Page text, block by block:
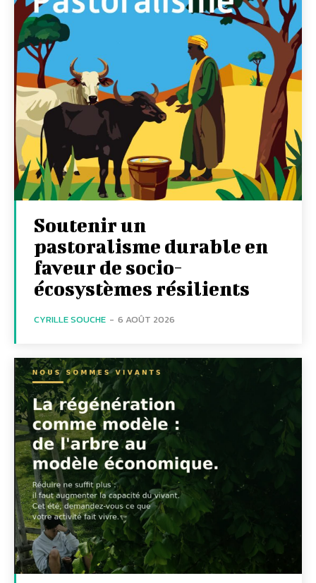
Soutenir un
pastoralisme durable en
faveur de socio-
écosystèmes résilients
CYRILLE SOUCHE - 6 AOÛT 2026